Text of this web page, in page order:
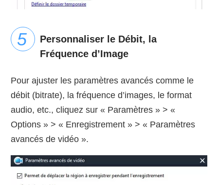
Personnaliser le Débit, la
Fréquence d’Image
Pour ajuster les paramètres avancés comme le
débit (bitrate), la fréquence d’images, le format
audio, etc., cliquez sur « Paramètres » > «
Options » > « Enregistrement » > « Paramètres
avancés de vidéo ».